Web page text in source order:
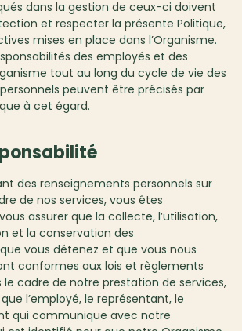
dans la gestion de ceux-ci doivent
et respecter la présente Politique,
mises en place dans l’Organisme.
des employés et des
tout au long du cycle de vie des
peuvent être précisés par
à cet égard.
des renseignements personnels sur
de nos services, vous êtes
assurer que la collecte, l’utilisation,
et la conservation des
vous détenez et que vous nous
conformes aux lois et règlements
le cadre de notre prestation de services,
l’employé, le représentant, le
qui communique avec notre